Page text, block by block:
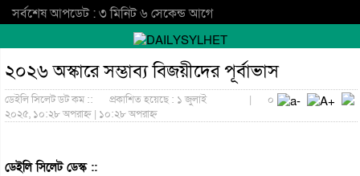
সর্বশেষ আপডেট : ৩ মিনিট ৬ সেকেন্ড আগে
২০২৬ অস্কারে সম্ভাব্য বিজয়ীদের পূর্বাভাস
ডেইলি সিলেট ডট কম ::
প্রকাশিত হয়েছে : ১ জুলাই
২০২৫, ১০:২৮ অপরাহ্ন | ১০:২৮ অপরাহ্ন
| ০
ডেইলি সিলেট ডেস্ক ::